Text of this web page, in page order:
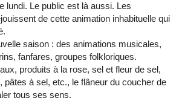
lundi. Le public est là aussi. Les
de cette animation inhabituelle qui
saison : des animations musicales,
fanfares, groupes folkloriques.
produits à la rose, sel et fleur de sel,
pâtes à sel, etc., le flâneur du coucher de
tous ses sens.